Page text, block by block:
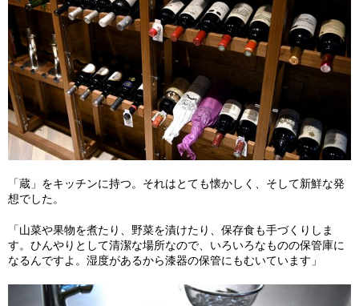
「蔵」をキッチンに持つ。それはとても懐かしく、そして新鮮な発
想でした。
「山菜や果物を煮たり、野菜を漬けたり、保存食も手づくりしま
す。ひんやりとして清潔な場所なので、いろいろなものの保管庫に
なるんですよ。湿度があるから漆器の保管にもむいています」